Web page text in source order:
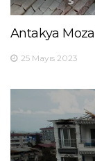
Antakya
25 Mayıs 2023